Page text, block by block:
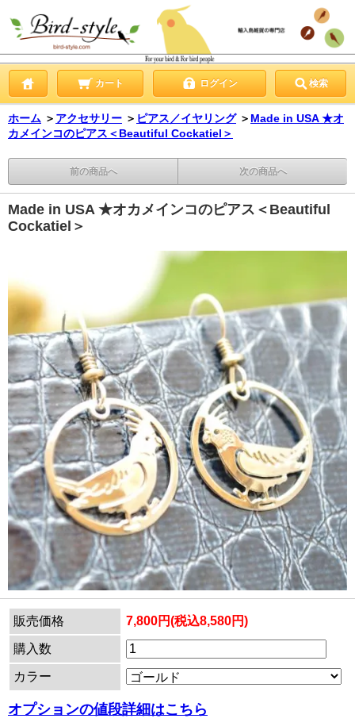
カート ログイン 検索
ホーム ＞ アクセサリー ＞ ピアス／イヤリング ＞ Made in USA ★オ
カメインコのピアス＜Beautiful Cockatiel＞
前の商品へ 次の商品へ
Made in USA ★オカメインコのピアス＜Beautiful
Cockatiel＞
販売価格 7,800円(税込8,580円)
購入数
カラー
オプションの値段詳細はこちら